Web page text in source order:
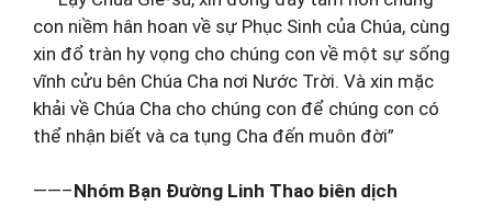
con niềm hân hoan về sự Phục Sinh của Chúa, cùng
xin đổ tràn hy vọng cho chúng con về một sự sống
vĩnh cửu bên Chúa Cha nơi Nước Trời. Và xin mặc
khải về Chúa Cha cho chúng con để chúng con có
thể nhận biết và ca tụng Cha đến muôn đời”
——–Nhóm Bạn Đường Linh Thao biên dịch